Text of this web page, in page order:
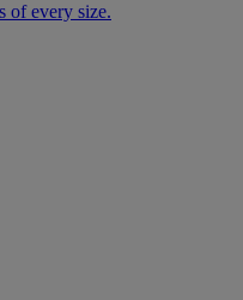
of every size.